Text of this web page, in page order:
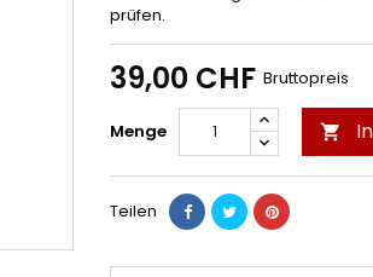
prüfen.
39,00 CHF Bruttopreis
Menge 
Teilen